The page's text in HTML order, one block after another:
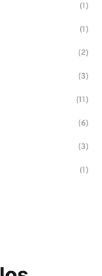
(1)
(1)
(2)
(3)
(11)
(6)
(3)
(1)